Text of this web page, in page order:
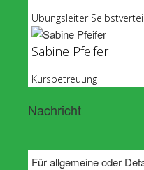
Übungsleiter
Sabine Pfeifer
Kursbetreuung
Nachricht
Für allgemeine oder